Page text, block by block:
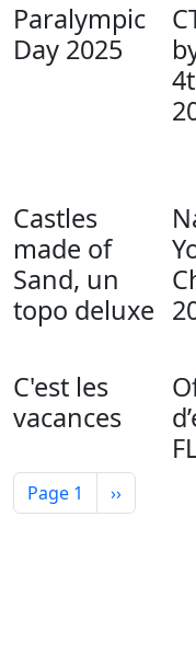
Paralympic
Day 2025
Castles
made of
Sand, un
topo deluxe
C'est les
vacances
Pagination
Page 1 Next page
››